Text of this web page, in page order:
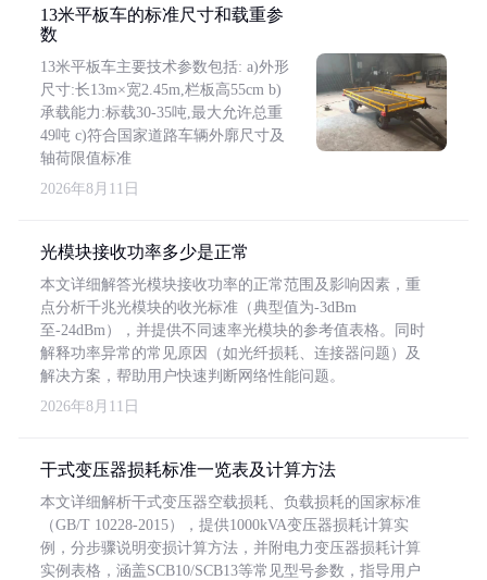
13米平板车的标准尺寸和载重参
数
13米平板车主要技术参数包括: a)外形
尺寸:长13m×宽2.45m,栏板高55cm b)
承载能力:标载30-35吨,最大允许总重
49吨 c)符合国家道路车辆外廓尺寸及
轴荷限值标准
2026年8月11日
光模块接收功率多少是正常
本文详细解答光模块接收功率的正常范围及影响因素，重
点分析千兆光模块的收光标准（典型值为-3dBm
至-24dBm），并提供不同速率光模块的参考值表格。同时
解释功率异常的常见原因（如光纤损耗、连接器问题）及
解决方案，帮助用户快速判断网络性能问题。
2026年8月11日
干式变压器损耗标准一览表及计算方法
本文详细解析干式变压器空载损耗、负载损耗的国家标准
（GB/T 10228-2015），提供1000kVA变压器损耗计算实
例，分步骤说明变损计算方法，并附电力变压器损耗计算
实例表格，涵盖SCB10/SCB13等常见型号参数，指导用户